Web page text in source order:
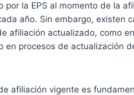
por la EPS al momento de la
año. Sin embargo, existen
afiliación actualizado, como
en procesos de actualización
afiliación vigente es